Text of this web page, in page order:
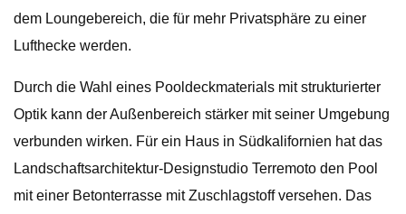
dem Loungebereich, die für mehr Privatsphäre zu einer
Lufthecke werden.
Durch die Wahl eines Pooldeckmaterials mit strukturierter
Optik kann der Außenbereich stärker mit seiner Umgebung
verbunden wirken. Für ein Haus in Südkalifornien hat das
Landschaftsarchitektur-Designstudio Terremoto den Pool
mit einer Betonterrasse mit Zuschlagstoff versehen. Das